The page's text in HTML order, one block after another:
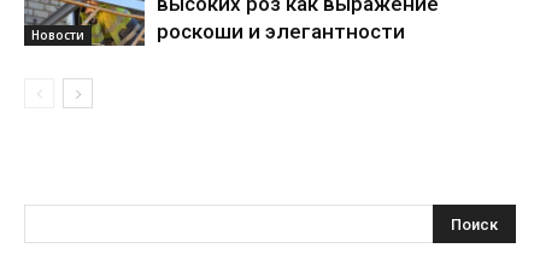
Новости
роскоши и элегантности